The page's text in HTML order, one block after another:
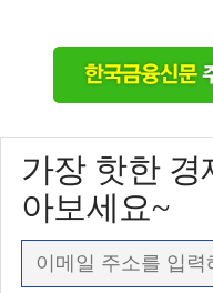
가장 핫한
아보세요~